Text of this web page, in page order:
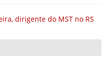
dirigente do MST no RS